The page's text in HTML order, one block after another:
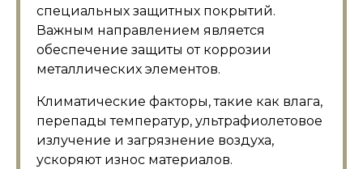
специальных защитных покрытий.
Важным направлением является
обеспечение защиты от коррозии
металлических элементов.
Климатические факторы, такие как влага,
перепады температур, ультрафиолетовое
излучение и загрязнение воздуха,
ускоряют износ материалов.